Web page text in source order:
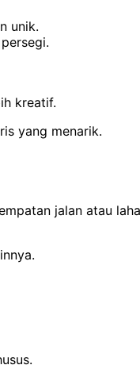
unik.
kreatif.
yang menarik.
jalan atau